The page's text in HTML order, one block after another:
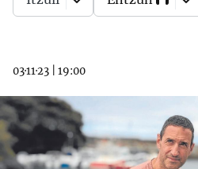
03·11·23 19:00